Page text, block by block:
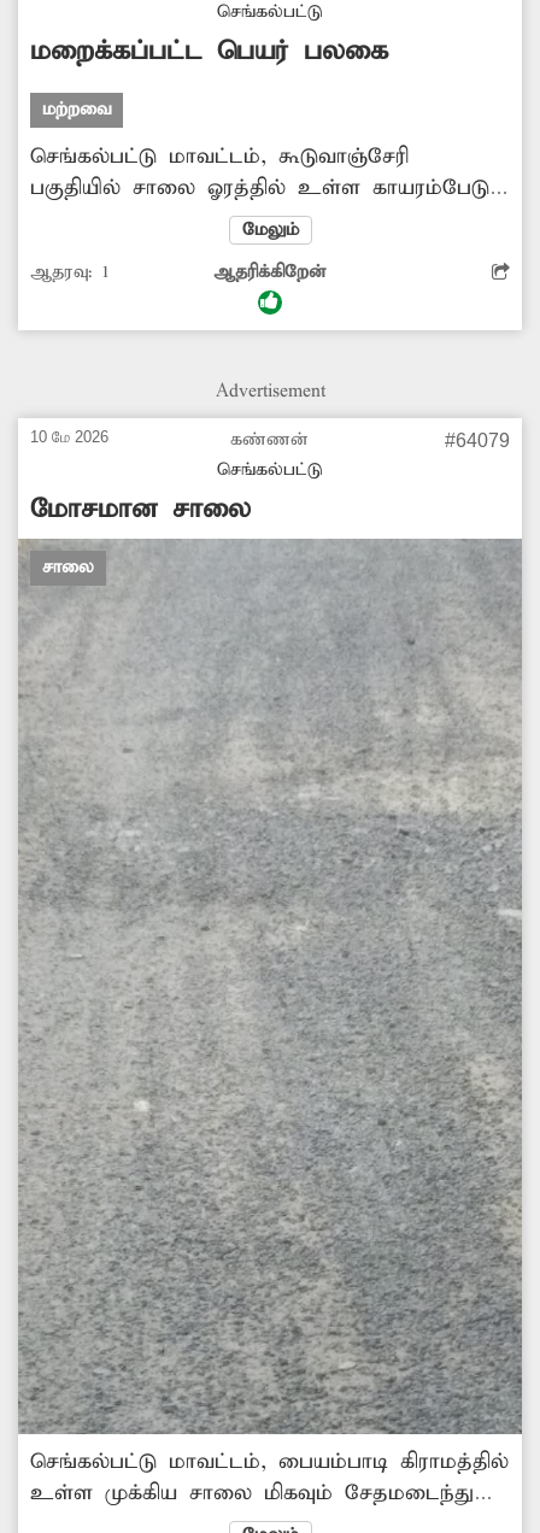
செங்கல்பட்டு
மறைக்கப்பட்ட பெயர் பலகை
மற்றவை
செங்கல்பட்டு மாவட்டம், கூடுவாஞ்சேரி
பகுதியில் சாலை ஓரத்தில் உள்ள காயரம்பேடு
என்ற ஊரின் பெயர் பலகை தனியார் விளம்பர
பலகை மூலம் மறைக்கப்பட்டுள்ளது. இதனால்
அந்த பகுதிக்கு வரும் வாகன ஓட்டிகள் மற்றும்
பொதுமக்கள் இடம் தெரியாமல் சுற்றிதிரியும்
பலகையை மறைக்கும் வகையில் உள்ள
விளம்பர பலகைகளை அகற்ற அதிகாரிகள்
நடவடிக்கை எடுக்க வேண்டும்.
மேலும்
ஆதரவு: 1 ஆதரிக்கிறேன்
Advertisement
10 மே 2026
கண்ணன்
செங்கல்பட்டு
#64079
மோசமான சாலை
சாலை
செங்கல்பட்டு மாவட்டம், பையம்பாடி கிராமத்தில்
உள்ள முக்கிய சாலை மிகவும் சேதமடைந்து
கிடக்கிறது. இதனால் இருசக்கர வாகனத்தில்